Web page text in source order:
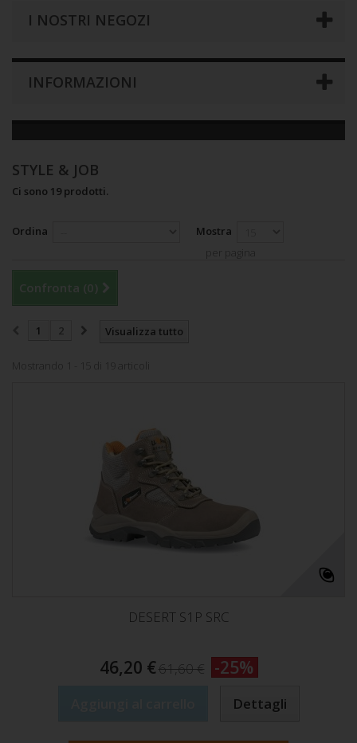
I NOSTRI NEGOZI
INFORMAZIONI
STYLE & JOB
Ci sono 19 prodotti.
Ordina
Mostra
Confronta (0)
Visualizza tutto
1 2
Mostrando 1 - 15 di 19 articoli
DESERT S1P SRC
46,20 €61,60 € -25%
Dettagli